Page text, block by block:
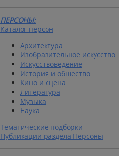
ПЕРСОНЫ:
Каталог персон
Архитектура
Изобразительное искусство
Искусствоведение
История и общество
Кино и сцена
Литература
Музыка
Наука
Тематические подборки
Публикации раздела Персоны